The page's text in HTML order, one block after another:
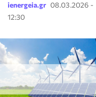
ienergeia.gr 08.03.2026 -
12:30